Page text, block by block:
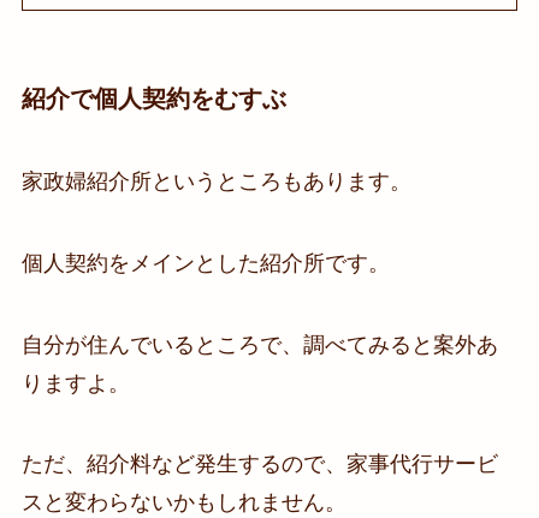
紹介で個人契約をむすぶ
家政婦紹介所というところもあります。
個人契約をメインとした紹介所です。
自分が住んでいるところで、調べてみると案外あ
りますよ。
ただ、紹介料など発生するので、家事代行サービ
スと変わらないかもしれません。